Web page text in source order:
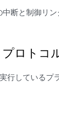
中断と制御リ
ロトコ
行しているプ